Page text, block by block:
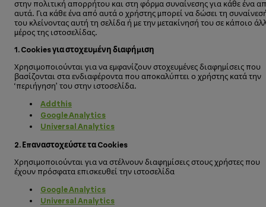
στην πολιτική απορρήτου και στη φόρμα συναίνεσης για κάθε ένα
αυτά. Για κάθε ένα από αυτά ο χρήστης μπορεί να δώσει τη
του κλείνοντας αυτή τη σελίδα ή με την μετακίνησή του σε κάποιο
μέρος της ιστοσελίδας.
1.Cookiesγια στοχευμένη διαφήμιση
Χρησιμοποιούνται για να εμφανίζουν στοχευμένες διαφημίσεις που
βασίζονται στα ενδιαφέροντα που αποκαλύπτει ο χρήστης κατά την
‘περιήγηση’ του στην ιστοσελίδα.
Addthis
Google Analytics
Universal Analytics
2. Επαναστοχεύστε τα Cookies
Χρησιμοποιούνται για να στέλνουν διαφημίσεις στους χρήστες που
έχουν πρόσφατα επισκευθεί την ιστοσελίδα
Google Analytics
Universal Analytics